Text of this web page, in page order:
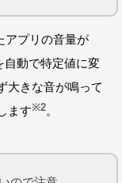
アプリの音量が
自動で特定値に変
大きな音が鳴って
ます※2。